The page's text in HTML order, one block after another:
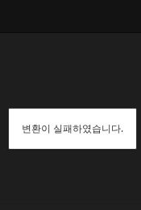
변환이 실패하였습니다.